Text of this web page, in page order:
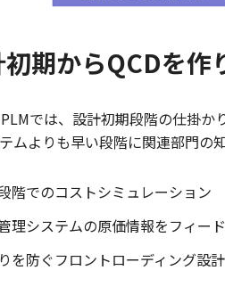
期からQCDを作
では、設計初期段階の仕掛か
ムよりも早い段階に関連部門の
階でのコストシミュレーション
理システムの原価情報をフィー
を防ぐフロントローディング設計